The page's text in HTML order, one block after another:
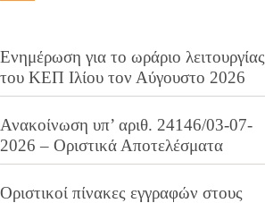
Ενημέρωση για το ωράριο λειτουργίας
του ΚΕΠ Ιλίου τον Αύγουστο 2026
Ανακοίνωση υπ’ αριθ. 24146/03-07-
2026 – Οριστικά Αποτελέσματα
Οριστικοί πίνακες εγγραφών στους